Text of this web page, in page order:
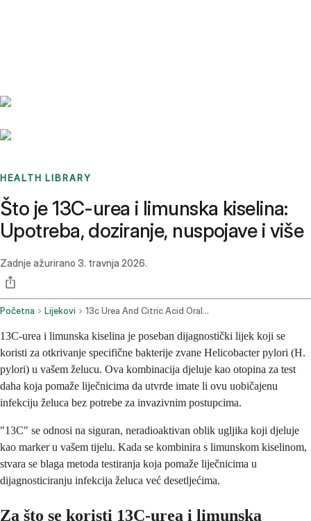
HEALTH LIBRARY
Što je 13C-urea i limunska kiselina:
Upotreba, doziranje, nuspojave i više
Zadnje ažurirano 3. travnja 2026.
Početna Lijekovi 13c Urea And Citric Acid Oral Route
13C-urea i limunska kiselina je poseban dijagnostički lijek koji se
koristi za otkrivanje specifične bakterije zvane Helicobacter pylori (H.
pylori) u vašem želucu. Ova kombinacija djeluje kao otopina za test
daha koja pomaže liječnicima da utvrde imate li ovu uobičajenu
infekciju želuca bez potrebe za invazivnim postupcima.
"13C" se odnosi na siguran, neradioaktivan oblik ugljika koji djeluje
kao marker u vašem tijelu. Kada se kombinira s limunskom kiselinom,
stvara se blaga metoda testiranja koja pomaže liječnicima u
dijagnosticiranju infekcija želuca već desetljećima.
Za što se koristi 13C-urea i limunska